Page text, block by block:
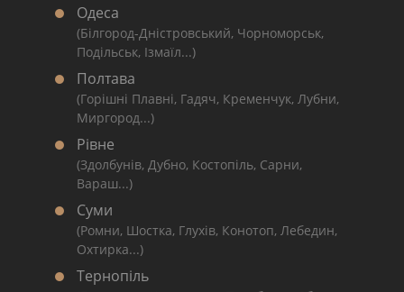
Одеса
(Білгород-Дністровський, Чорноморськ,
Подільськ, Ізмаїл...)
Полтава
(Горішні Плавні, Гадяч, Кременчук, Лубни,
Миргород...)
Рівне
(Здолбунів, Дубно, Костопіль, Сарни,
Вараш...)
Суми
(Ромни, Шостка, Глухів, Конотоп, Лебедин,
Охтирка...)
Тернопіль